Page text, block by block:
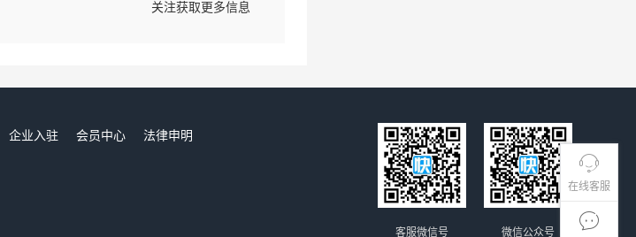
在线客服
关注获取更多信息
企业入驻 会员中心
法律申明
微信公众号
客服微信号